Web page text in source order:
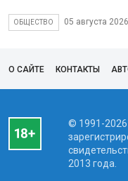
ОБЩЕСТВО 05 августа 2026
О САЙТЕ КОНТАКТЫ
© 1991-2026
2013 года.